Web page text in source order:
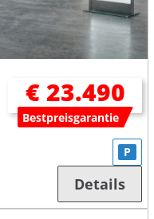
€ 23.490
Bestpreisgarantie
P
Details